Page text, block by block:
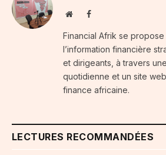
WebsiteFacebook
Financial Afrik se
l’information financière
et dirigeants, à travers
quotidienne et un site
finance africaine.
LECTURES RECOMMANDÉES